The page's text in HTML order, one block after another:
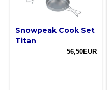
Snowpeak Cook Set
Titan
56,50EUR